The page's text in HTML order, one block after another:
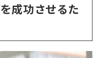
成功させるた